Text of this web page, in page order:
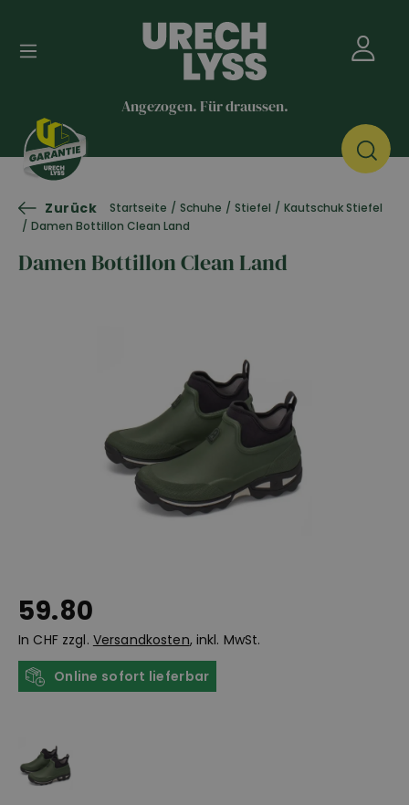
Angezogen. Für draussen.
Zurück Startseite / Schuhe / Stiefel / Kautschuk Stiefel
/ Damen Bottillon Clean Land
Damen Bottillon Clean Land
59.80
In CHF zzgl. Versandkosten, inkl. MwSt.
Online sofort lieferbar